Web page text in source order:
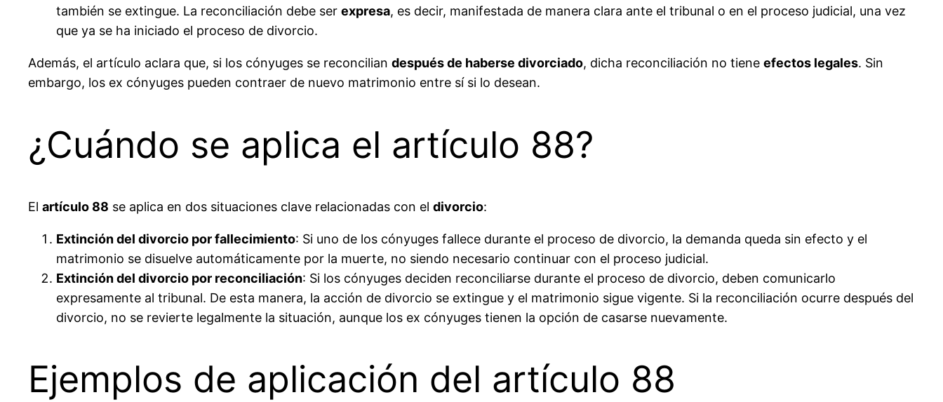
también se extingue. La reconciliación debe ser expresa, es decir, manifestada de manera clara ante el tribunal o en el proceso judicial, una vez
que ya se ha iniciado el proceso de divorcio.
Además, el artículo aclara que, si los cónyuges se reconcilian después de haberse divorciado, dicha reconciliación no tiene efectos legales. Sin
embargo, los ex cónyuges pueden contraer de nuevo matrimonio entre sí si lo desean.
¿Cuándo se aplica el artículo 88?
El artículo 88 se aplica en dos situaciones clave relacionadas con el divorcio:
Extinción del divorcio por fallecimiento: Si uno de los cónyuges fallece durante el proceso de divorcio, la demanda queda sin efecto y el
matrimonio se disuelve automáticamente por la muerte, no siendo necesario continuar con el proceso judicial.
Extinción del divorcio por reconciliación: Si los cónyuges deciden reconciliarse durante el proceso de divorcio, deben comunicarlo
expresamente al tribunal. De esta manera, la acción de divorcio se extingue y el matrimonio sigue vigente. Si la reconciliación ocurre después del
divorcio, no se revierte legalmente la situación, aunque los ex cónyuges tienen la opción de casarse nuevamente.
Ejemplos de aplicación del artículo 88